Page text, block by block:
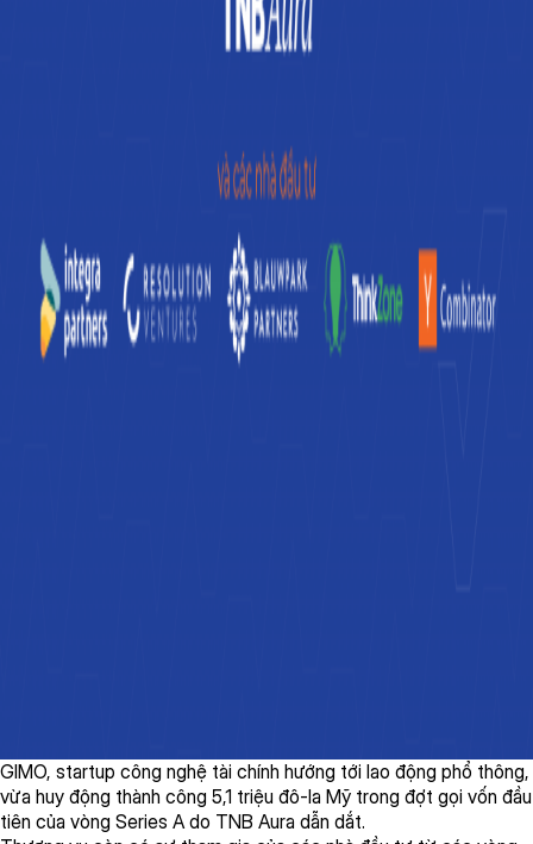
GIMO, startup công nghệ tài chính hướng tới lao động phổ thông,
vừa huy động thành công 5,1 triệu đô-la Mỹ trong đợt gọi vốn đầu
tiên của vòng Series A do TNB Aura dẫn dắt.